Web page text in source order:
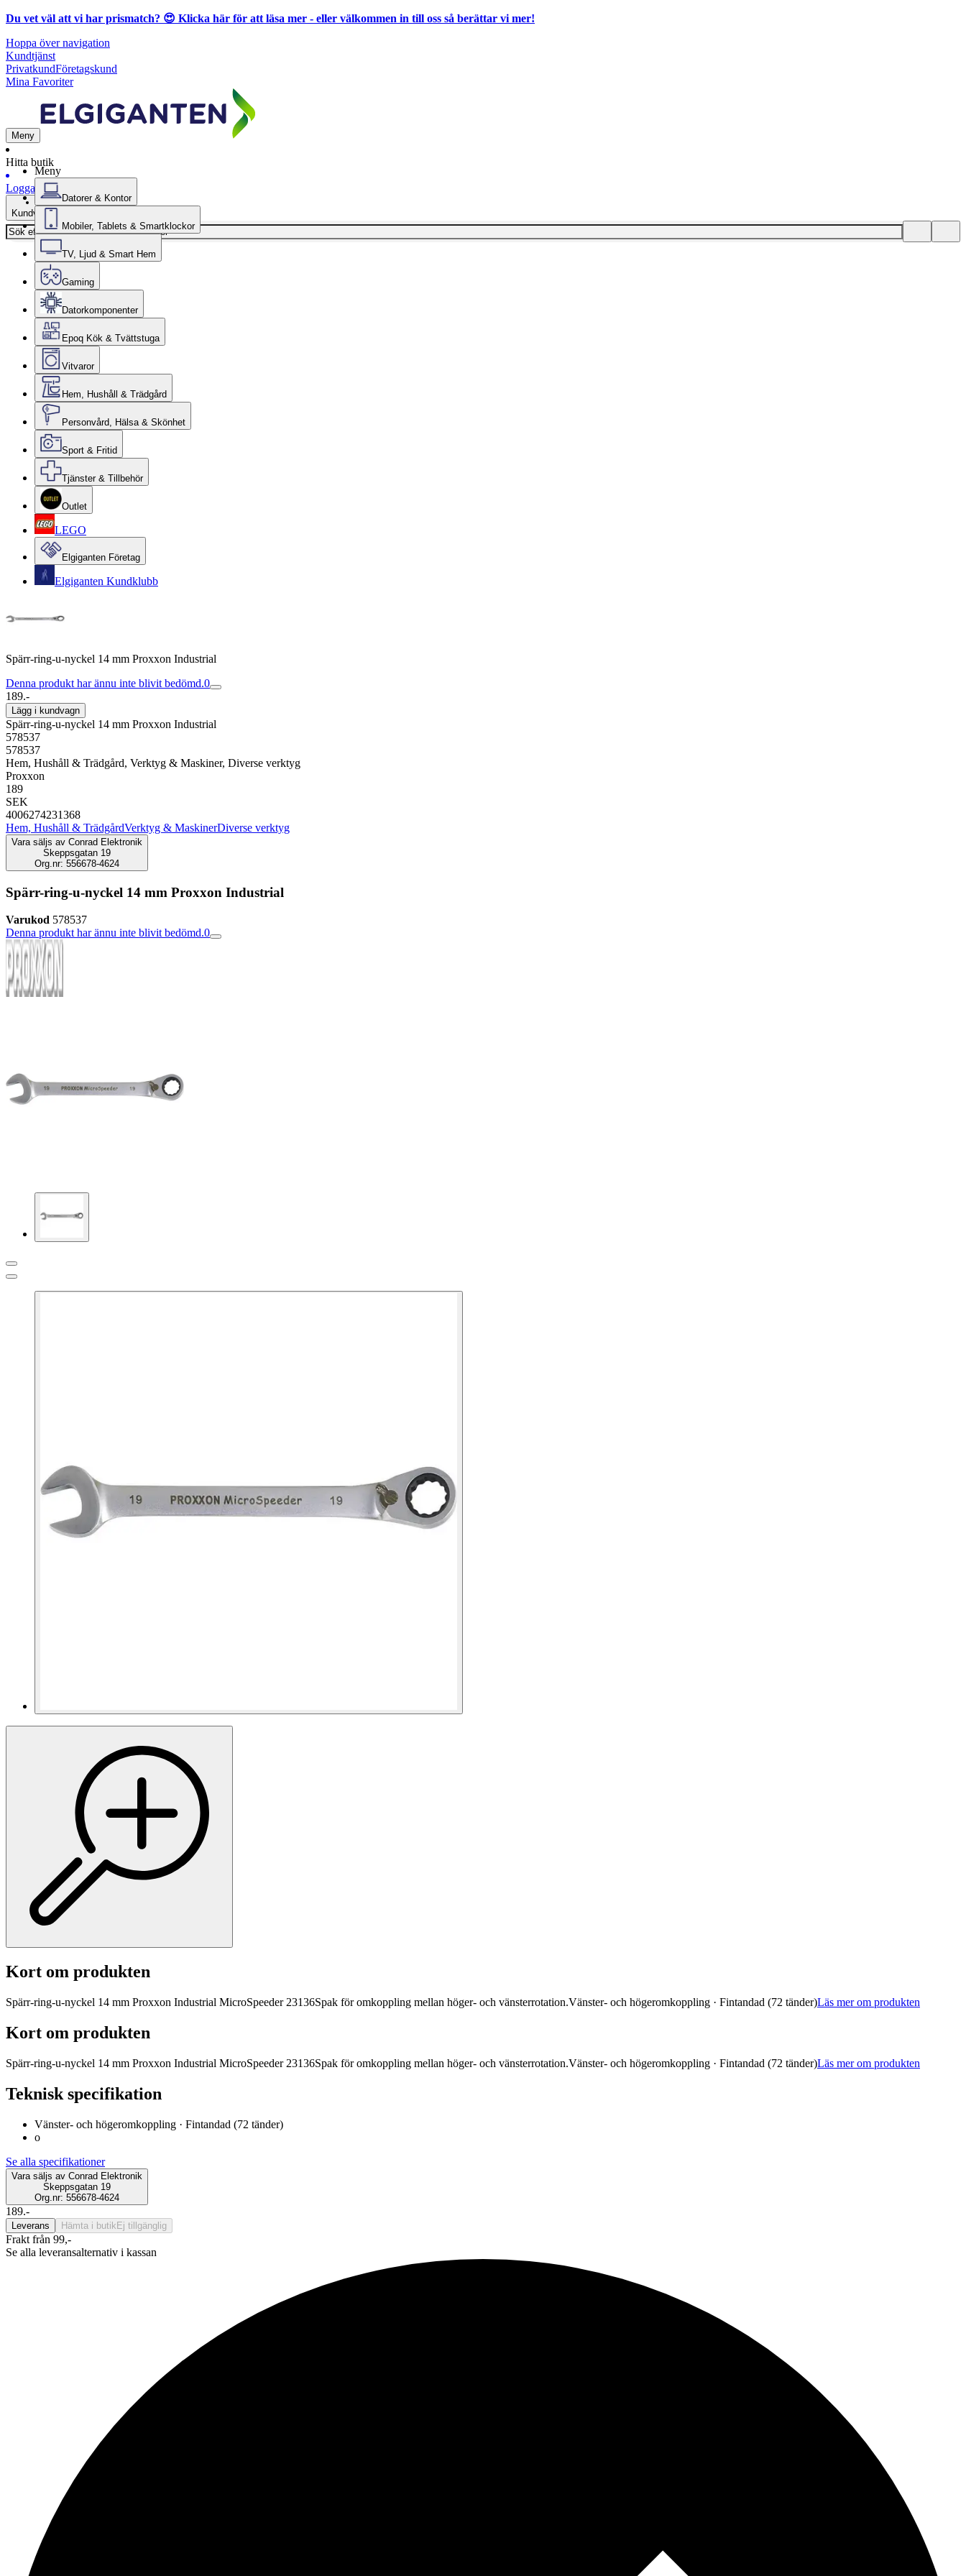
Du vet väl att vi har prismatch? 😍 Klicka här för att läsa mer - eller välkommen in till oss så berättar vi mer!
Hoppa över navigation
Kundtjänst
PrivatkundFöretagskund
Mina Favoriter
Meny
Hitta butik
Logga in
Kundvagn
Meny
Datorer & Kontor
Mobiler, Tablets & Smartklockor
TV, Ljud & Smart Hem
Gaming
Datorkomponenter
Epoq Kök & Tvättstuga
Vitvaror
Hem, Hushåll & Trädgård
Personvård, Hälsa & Skönhet
Sport & Fritid
Tjänster & Tillbehör
Outlet
LEGO
Elgiganten Företag
Elgiganten Kundklubb
Spärr-ring-u-nyckel 14 mm Proxxon Industrial
Denna produkt har ännu inte blivit bedömd.0
189.-
Lägg i kundvagn
Spärr-ring-u-nyckel 14 mm Proxxon Industrial
578537
578537
Hem, Hushåll & Trädgård, Verktyg & Maskiner, Diverse verktyg
Proxxon
189
SEK
4006274231368
Hem, Hushåll & TrädgårdVerktyg & MaskinerDiverse verktyg
Vara säljs av Conrad Elektronik
Skeppsgatan 19
Org.nr: 556678-4624
Spärr-ring-u-nyckel 14 mm Proxxon Industrial
Varukod 578537
Denna produkt har ännu inte blivit bedömd.0
Kort om produkten
Spärr-ring-u-nyckel 14 mm Proxxon Industrial MicroSpeeder 23136Spak för omkoppling mellan höger- och vänsterrotation.Vänster- och högeromkoppling · Fintandad (72 tänder)Läs mer om produkten
Kort om produkten
Spärr-ring-u-nyckel 14 mm Proxxon Industrial MicroSpeeder 23136Spak för omkoppling mellan höger- och vänsterrotation.Vänster- och högeromkoppling · Fintandad (72 tänder)Läs mer om produkten
Teknisk specifikation
Vänster- och högeromkoppling · Fintandad (72 tänder)
o
Se alla specifikationer
Vara säljs av Conrad Elektronik
Skeppsgatan 19
Org.nr: 556678-4624
189.-
Leverans Hämta i butik Ej tillgänglig
Frakt från 99,-
Se alla leveransalternativ i kassan